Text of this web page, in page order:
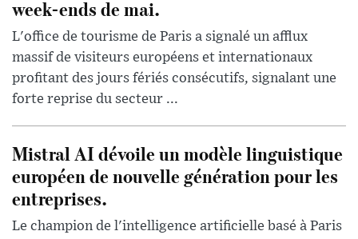
week-ends de mai.
L'office de tourisme de Paris a signalé un afflux
massif de visiteurs européens et internationaux
profitant des jours fériés consécutifs, signalant une
forte reprise du secteur ...
Mistral AI dévoile un modèle linguistique
européen de nouvelle génération pour les
entreprises.
Le champion de l'intelligence artificielle basé à Paris